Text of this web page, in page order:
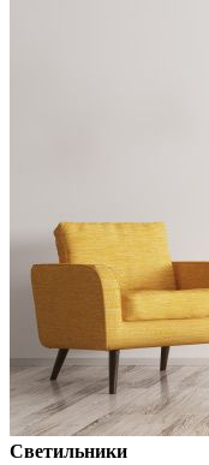
Светильники